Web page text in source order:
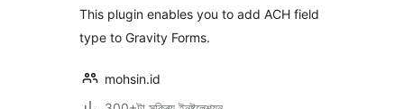
This plugin enables you to add ACH field
type to Gravity Forms.
mohsin.id